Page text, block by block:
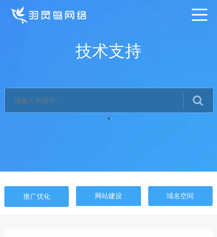
技术支持
推广优化 网站建设 域名空间